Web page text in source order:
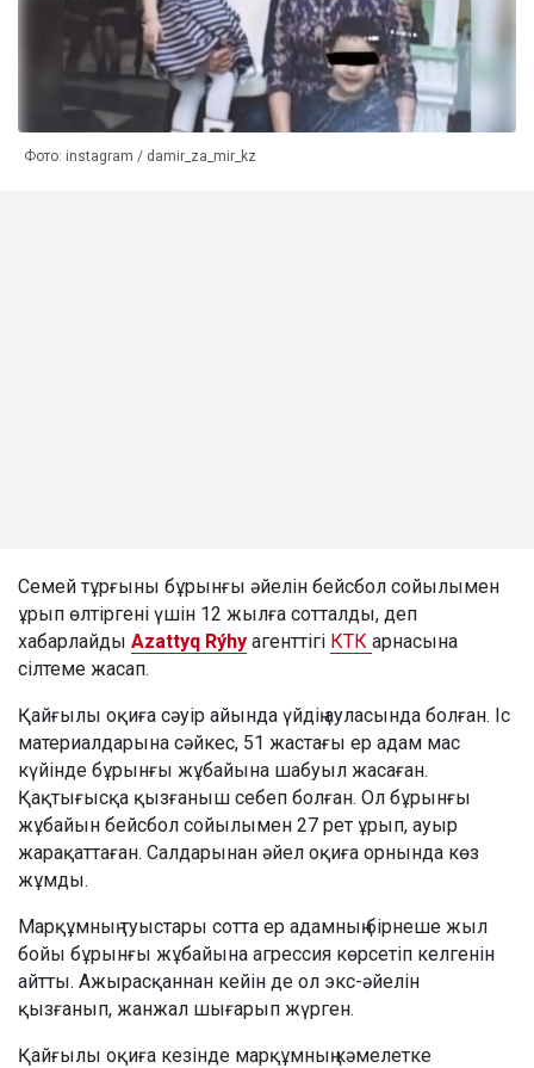
Фото: instagram / damir_za_mir_kz
Семей тұрғыны бұрынғы әйелін бейсбол сойылымен
ұрып өлтіргені үшін 12 жылға сотталды, деп
хабарлайды Azattyq Rýhy агенттігі КТК арнасына
сілтеме жасап.
Қайғылы оқиға сәуір айында үйдің ауласында болған. Іс
материалдарына сәйкес, 51 жастағы ер адам мас
күйінде бұрынғы жұбайына шабуыл жасаған.
Қақтығысқа қызғаныш себеп болған. Ол бұрынғы
жұбайын бейсбол сойылымен 27 рет ұрып, ауыр
жарақаттаған. Салдарынан әйел оқиға орнында көз
жұмды.
Марқұмның туыстары сотта ер адамның бірнеше жыл
бойы бұрынғы жұбайына агрессия көрсетіп келгенін
айтты. Ажырасқаннан кейін де ол экс-әйелін
қызғанып, жанжал шығарып жүрген.
Қайғылы оқиға кезінде марқұмның кәмелетке